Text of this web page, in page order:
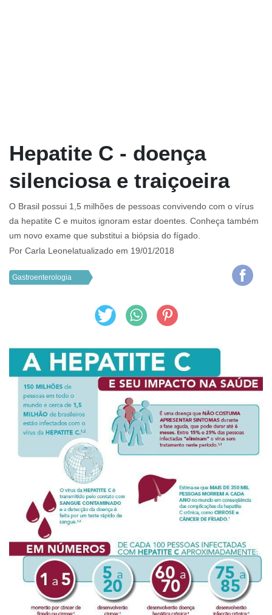
Hepatite C - doença
silenciosa e traiçoeira
O Brasil possui 1,5 milhões de pessoas convivendo com o vírus
da hepatite C e muitos ignoram estar doentes. Conheça também
um novo exame que substitui a biópsia do fígado.
Por Carla Leonelatualizado em 19/01/2018
Gastroenterologia